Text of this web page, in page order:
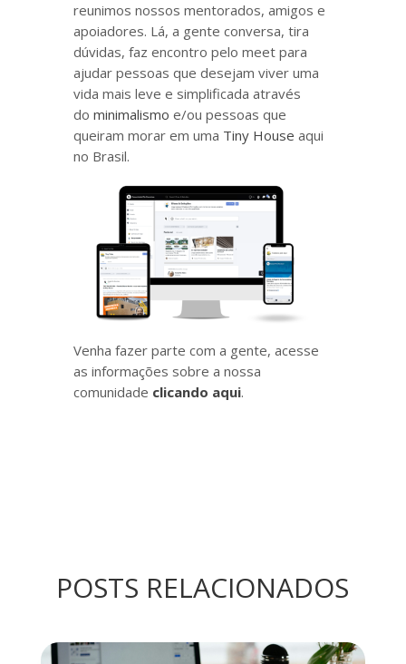
reunimos nossos mentorados, amigos e
apoiadores. Lá, a gente conversa, tira
dúvidas, faz encontro pelo meet para
ajudar pessoas que desejam viver uma
vida mais leve e simplificada através
dominimalismo e/ou pessoas que
queiram morar em uma Tiny House aqui
no Brasil.
Venha fazer parte com a gente, acesse
as informações sobre a nossa
comunidade clicando aqui.
POSTS RELACIONADOS